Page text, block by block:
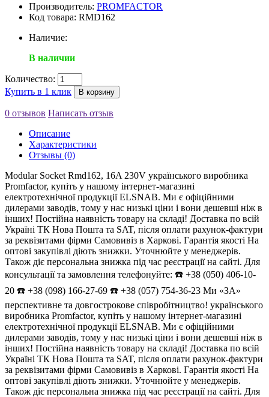
Производитель: PROMFACTOR
Код товара: RMD162
Наличие:
В наличии
Количество:
Купить в 1 клик
В корзину
0 отзывов Написать отзыв
Описание
Характеристики
Отзывы (0)
Modular Socket Rmd162, 16A 230V українського виробника
Promfactor, купіть у нашому інтернет-магазині
електротехнічної продукції ELSNAB. Ми є офіційними
дилерами заводів, тому у нас низькі ціни і вони дешевші ніж в
інших! Постійна наявність товару на складі! Доставка по всій
Україні ТК Нова Пошта та SAT, після оплати рахунок-фактури
за реквізитами фірми Самовивіз в Харкові. Гарантія якості На
оптові закупівлі діють знижки. Уточнюйте у менеджерів.
Також діє персональна знижка під час реєстрації на сайті. Для
консультації та замовлення телефонуйте: ☎️ +38 (050) 406-10-
20 ☎️ +38 (098) 166-27-69 ☎️ +38 (057) 754-36-23 Ми «ЗА»
перспективне та довгострокове співробітництво! українського
виробника Promfactor, купіть у нашому інтернет-магазині
електротехнічної продукції ELSNAB. Ми є офіційними
дилерами заводів, тому у нас низькі ціни і вони дешевші ніж в
інших! Постійна наявність товару на складі! Доставка по всій
Україні ТК Нова Пошта та SAT, після оплати рахунок-фактури
за реквізитами фірми Самовивіз в Харкові. Гарантія якості На
оптові закупівлі діють знижки. Уточнюйте у менеджерів.
Також діє персональна знижка під час реєстрації на сайті. Для